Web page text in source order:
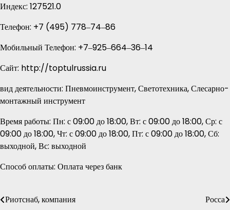
Индекс: 127521.0
Телефон: +7 (495) 778‒74‒86
Мобильный Телефон: +7‒925‒664‒36‒14
Сайт: http://toptulrussia.ru
вид деятельности: Пневмоинструмент, Светотехника, Слесарно-
монтажный инструмент
Время работы: Пн: с 09:00 до 18:00, Вт: с 09:00 до 18:00, Ср: с
09:00 до 18:00, Чт: с 09:00 до 18:00, Пт: с 09:00 до 18:00, Сб:
выходной, Вс: выходной
Способ оплаты: Оплата через банк
Навигация
Риотснаб, компания Росса